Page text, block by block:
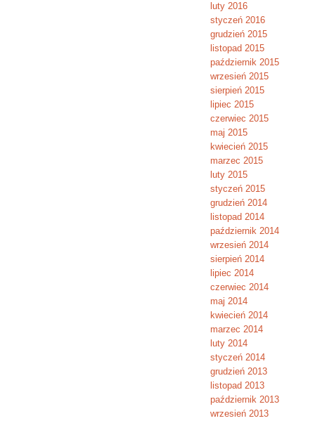
luty 2016
styczeń 2016
grudzień 2015
listopad 2015
październik 2015
wrzesień 2015
sierpień 2015
lipiec 2015
czerwiec 2015
maj 2015
kwiecień 2015
marzec 2015
luty 2015
styczeń 2015
grudzień 2014
listopad 2014
październik 2014
wrzesień 2014
sierpień 2014
lipiec 2014
czerwiec 2014
maj 2014
kwiecień 2014
marzec 2014
luty 2014
styczeń 2014
grudzień 2013
listopad 2013
październik 2013
wrzesień 2013